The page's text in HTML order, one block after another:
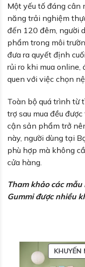
Một yếu tố đáng cân
năng trải nghiệm
đến 120 đêm, người
phẩm trong môi
đưa ra quyết định
rủi ro khi mua
quen với việc chọn
Toàn bộ quá trình từ
trợ sau mua đều
cận sản phẩm trở
này, người dùng tại
phù hợp mà không
cửa hàng.
Tham khảo các
Gummi được nhiều
KHUYẾN